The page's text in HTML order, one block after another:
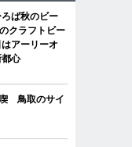
ろば秋のビー
クラフトビー
アーリーオ
心
喫 鳥取のサイ